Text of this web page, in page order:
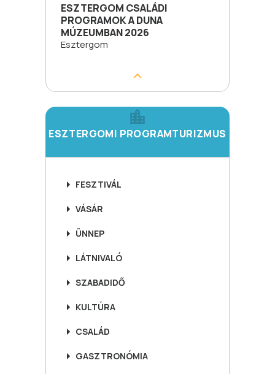
ESZTERGOM CSALÁDI
PROGRAMOK A DUNA
MÚZEUMBAN 2026
Esztergom
ESZTERGOMI PROGRAMTURIZMUS
FESZTIVÁL
VÁSÁR
ÜNNEP
LÁTNIVALÓ
SZABADIDŐ
KULTÚRA
CSALÁD
GASZTRONÓMIA